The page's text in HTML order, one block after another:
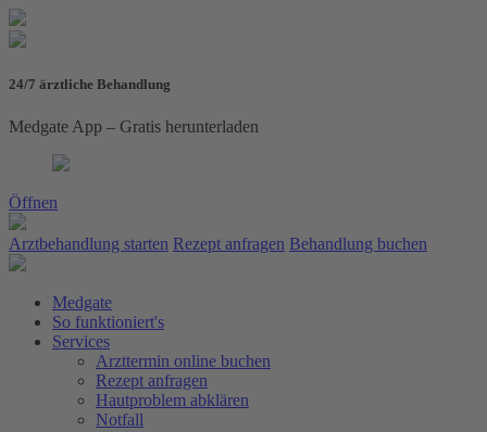
24/7 ärztliche Behandlung
Medgate App – Gratis herunterladen
Öffnen
Arztbehandlung starten Rezept anfragen Behandlung buchen
Medgate
So funktioniert's
Services
Arzttermin online buchen
Rezept anfragen
Hautproblem abklären
Notfall